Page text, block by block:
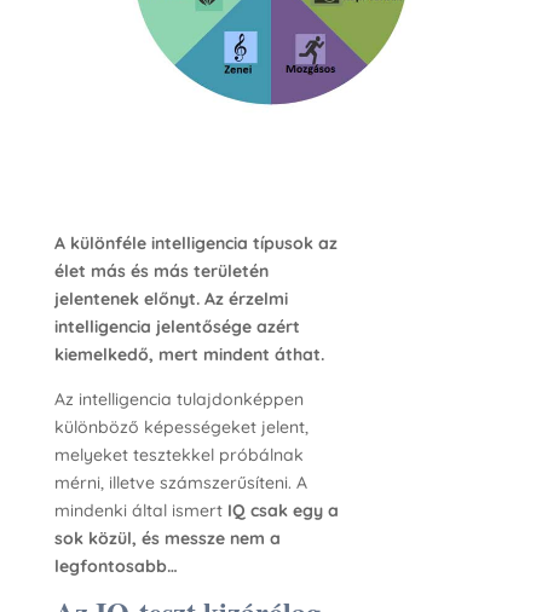
A különféle intelligencia típusok az
élet más és más területén
jelentenek előnyt. Az érzelmi
intelligencia jelentősége azért
kiemelkedő, mert mindent áthat.
Az intelligencia tulajdonképpen
különböző képességeket jelent,
melyeket tesztekkel próbálnak
mérni, illetve számszerűsíteni. A
mindenki által ismert IQ csak egy a
sok közül, és messze nem a
legfontosabb…